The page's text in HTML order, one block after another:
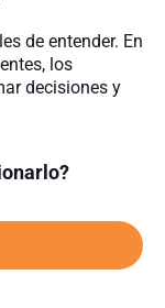
de entender. En
los
decisiones y